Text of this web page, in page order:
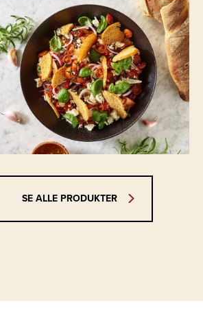
SE ALLE PRODUKTER